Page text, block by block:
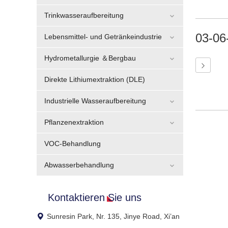
03-
Trinkwasseraufbereitung
Lebensmittel- und Getränkeindustrie
Hydrometallurgie ＆Bergbau
Direkte Lithiumextraktion (DLE)
Industrielle Wasseraufbereitung
Pflanzenextraktion
VOC-Behandlung
Abwasserbehandlung
Kontaktieren Sie uns
Sunresin Park, Nr. 135, Jinye Road, Xi’an